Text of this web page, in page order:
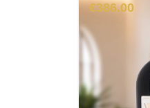
€386.00